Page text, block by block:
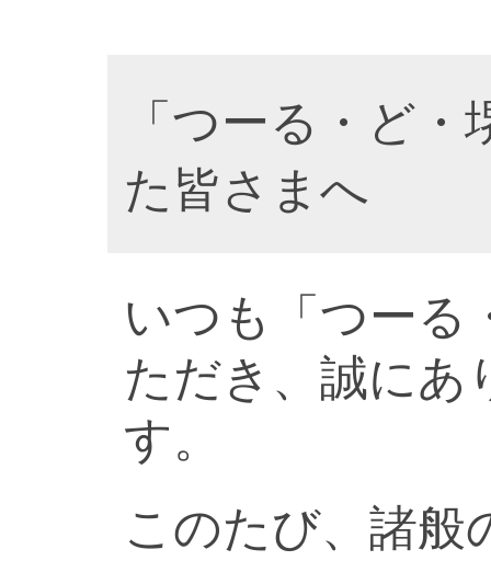
「つーる・ど
た皆さまへ
いつも「つーる
ただき、誠にあ
す。
このたび、諸般